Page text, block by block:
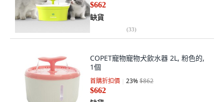
$662
缺貨
(33)
COPET寵物寵物犬飲水器 2L, 粉色的,
1個
首購折扣價 23%$862
$662